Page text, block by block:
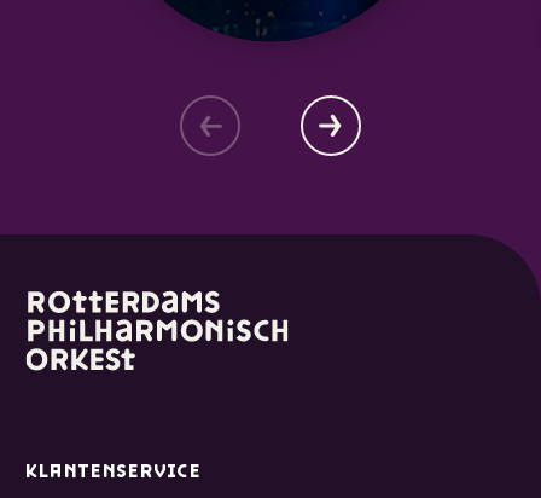
KLANTENSERVICE